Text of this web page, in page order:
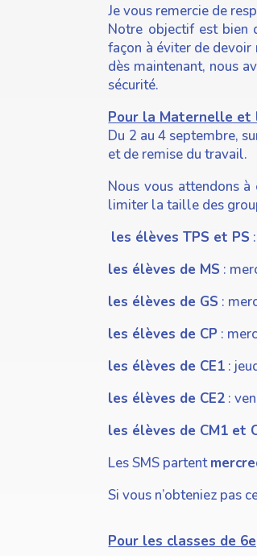
Je vous remercie de
Notre objectif est bien
façon à éviter de devoir
dès maintenant, nous
sécurité.
Pour la Maternelle et
Du 2 au 4 septembre,
et de remise du travail.
Nous vous attendons
limiter la taille des
les élèves TPS et PS
les élèves de MS :
les élèves de GS :
les élèves de CP :
les élèves de CE1 :
les élèves de CE2 :
les élèves de CM1 et
Les SMS partent
Si vous n’obteniez pas
Pour les classes de